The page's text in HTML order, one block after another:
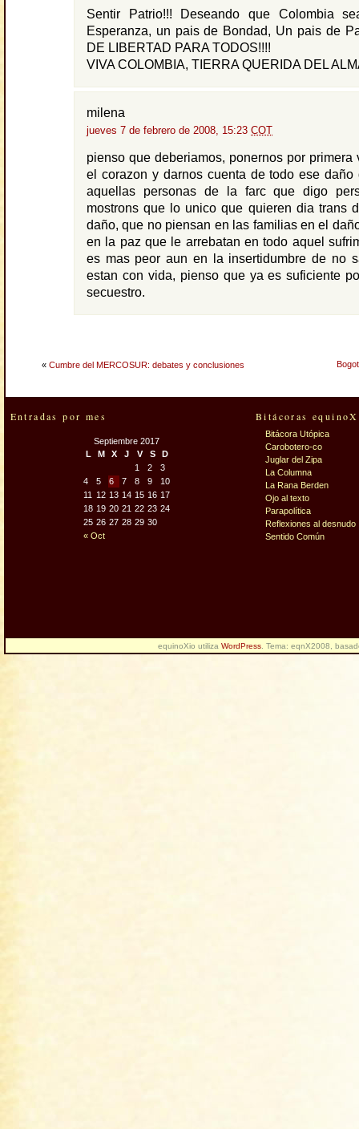
Sentir Patrio!!! Deseando que Colombia
Esperanza, un pais de Bondad, Un pais de
DE LIBERTAD PARA TODOS!!!!
VIVA COLOMBIA, TIERRA QUERIDA DEL
milena
jueves 7 de febrero de 2008, 15:23 COT
pienso que deberiamos, ponernos por primera
el corazon y darnos cuenta de todo ese daño
aquellas personas de la farc que digo
mostrons que lo unico que quieren dia trans
daño, que no piensan en las familias en el
en la paz que le arrebatan en todo aquel
es mas peor aun en la insertidumbre de no
estan con vida, pienso que ya es suficiente
secuestro.
« Cumbre del MERCOSUR: debates y conclusiones
Entradas por mes
Septiembre 2017
L
M X J V S D
« Oct
1 2
3
4
5 6 7 8 9
10
11
12 13 14 15 16 17
18 19 20 21 22 23 24
25 26 27 28 29 30
Bitácoras
Bitácora Utópica
Carobotero-co
Juglar del Zipa
La Columna
La Rana Berden
Ojo al texto
Parapolítica
Reflexiones al desnudo
Sentido Común
equinoXio utiliza WordPress . Tema: eqnX2008,